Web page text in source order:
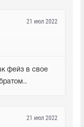
21 июл 2022
фейз в свое
21 июл 2022